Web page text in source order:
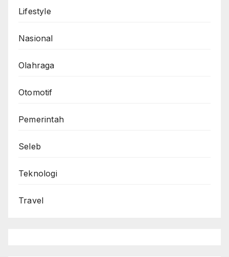
Lifestyle
Nasional
Olahraga
Otomotif
Pemerintah
Seleb
Teknologi
Travel